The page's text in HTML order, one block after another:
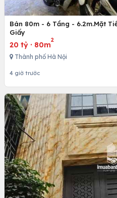
Bán 80m - 6 Tầng - 6.2m.Mặt
Giấy
20 tỷ · 80m
2
Thành phố Hà Nội
4 giờ trước